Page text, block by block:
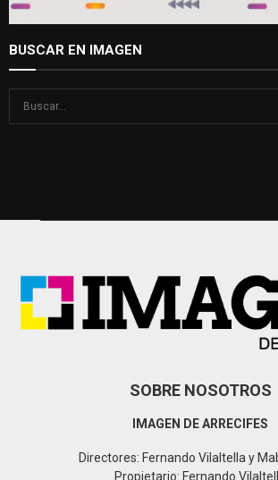
BUSCAR EN IMAGEN
SOBRE NOSOTROS
IMAGEN DE ARRECIFES
Directores: Fernando Vilaltella y
Propietario: Fernando